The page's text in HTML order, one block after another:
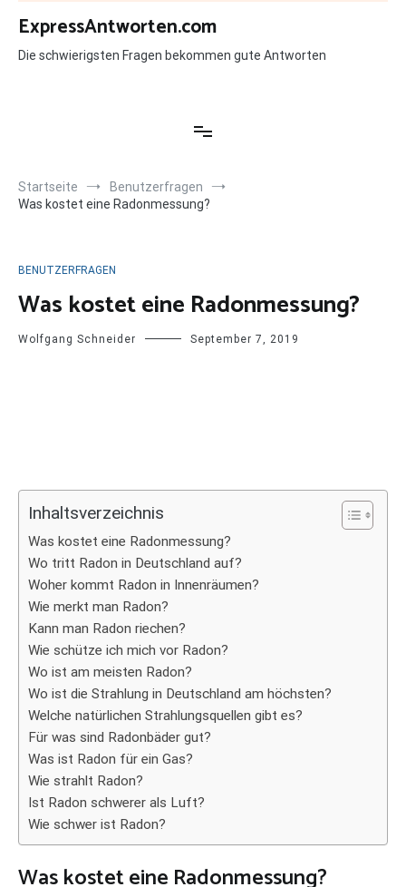
Zum
Inhalt
springen
ExpressAntworten.com
Die schwierigsten Fragen bekommen gute Antworten
Startseite
Benutzerfragen
Was kostet eine Radonmessung?
BENUTZERFRAGEN
Was kostet eine Radonmessung?
Wolfgang Schneider September 7, 2019
Inhaltsverzeichnis
Was kostet eine Radonmessung?
Wo tritt Radon in Deutschland auf?
Woher kommt Radon in Innenräumen?
Wie merkt man Radon?
Kann man Radon riechen?
Wie schütze ich mich vor Radon?
Wo ist am meisten Radon?
Wo ist die Strahlung in Deutschland am höchsten?
Welche natürlichen Strahlungsquellen gibt es?
Für was sind Radonbäder gut?
Was ist Radon für ein Gas?
Wie strahlt Radon?
Ist Radon schwerer als Luft?
Wie schwer ist Radon?
Was kostet eine Radonmessung?